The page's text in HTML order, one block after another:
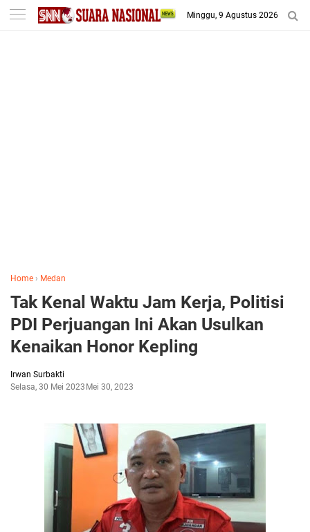
-->
Minggu, 9 Agustus 2026
Home › Medan
Tak Kenal Waktu Jam Kerja, Politisi
PDI Perjuangan Ini Akan Usulkan
Kenaikan Honor Kepling
Irwan Surbakti
Selasa, 30 Mei 2023 Mei 30, 2023